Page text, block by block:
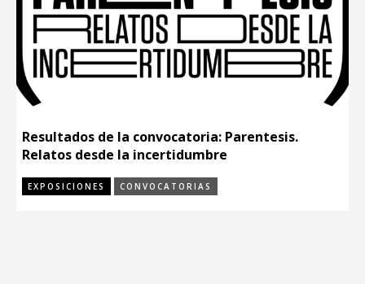
Resultados de la convocatoria: Parentesis.
Relatos desde la incertidumbre
EXPOSICIONES CONVOCATORIAS